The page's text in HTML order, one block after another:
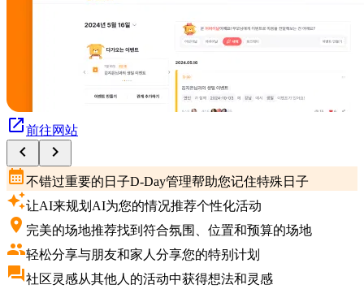
open_in_new前往网站
chevron_left
chevron_right
calendar_month不错过重要的日子D-Day管理帮助您记住特殊日子
auto_awesome让AI来规划 AI为您的情况推荐个性化活动
place 完美的场地推荐找到符合氛围、位置和预算的场地
group轻松分享与朋友和家人分享您的特别计划
forum社区灵感从其他人的活动中获得想法和灵感